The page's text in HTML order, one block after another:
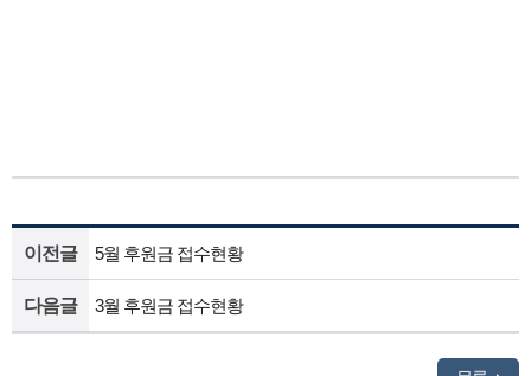
이전글 5월 후원금 접수현황
다음글 3월 후원금 접수현황